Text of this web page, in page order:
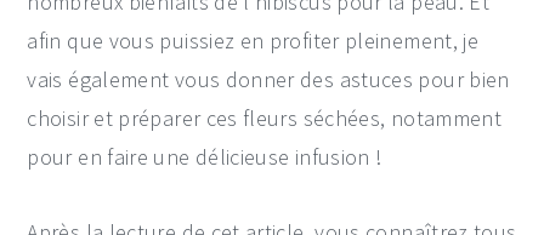
afin que vous puissiez en profiter pleinement, je
vais également vous donner des astuces pour bien
choisir et préparer ces fleurs séchées, notamment
pour en faire une délicieuse infusion !